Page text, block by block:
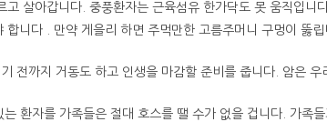
고 살아갑니다. 중풍환자는 근육섬유 한가닥도 못 움직입니
합니다 . 만약 게을리 하면 주먹만한 고름주머니 구멍이 뚫
전까지 거동도 하고 인생을 마감할 준비를 줍니다. 암은 우
는 환자를 가족들은 절대 호스를 땔 수가 없을 겁니다. 가족